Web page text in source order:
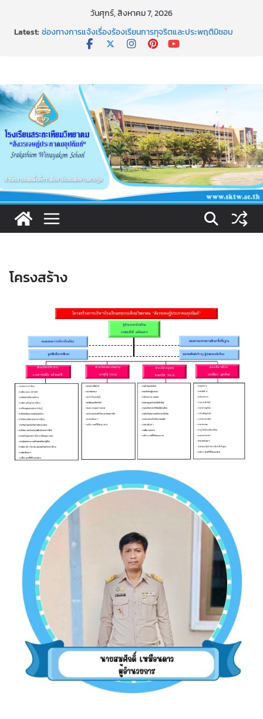
วันศุกร์, สิงหาคม 7, 2026
Latest:ช่องทางการแจ้งเรื่องร้องเรียนการทุจริตและประพฤติมิชอบ
EIT (2) แบบวัดการรับรู้ผู้มีส่วนได้ส่วนเสียภายนอก
ธ สถิตในดวงใจตราบนิรันดร์
การประกาศผลการเรียนปลายภาคผ่านทางระบบ SGS
โครงสร้าง